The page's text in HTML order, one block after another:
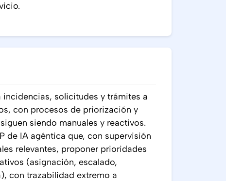
solicitudes y trámites a
con procesos de priorización y
siendo manuales y reactivos.
de IA agéntica que, con supervisión
relevantes, proponer prioridades
(asignación, escalado,
con trazabilidad extremo a